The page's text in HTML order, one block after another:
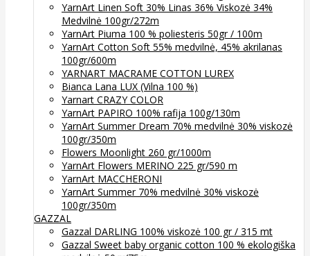
YarnArt Linen Soft 30% Linas 36% Viskozė 34%
Medvilnė 100gr/272m
YarnArt Piuma 100 % poliesteris 50gr / 100m
YarnArt Cotton Soft 55% medvilnė, 45% akrilanas
100gr/600m
YARNART MACRAME COTTON LUREX
Bianca Lana LUX (Vilna 100 %)
Yarnart CRAZY COLOR
YarnArt PAPIRO 100% rafija 100g/130m
YarnArt Summer Dream 70% medvilnė 30% viskozė
100gr/350m
Flowers Moonlight 260 gr/1000m
YarnArt Flowers MERINO 225 gr/590 m
YarnArt MACCHERONI
YarnArt Summer 70% medvilnė 30% viskozė
100gr/350m
GAZZAL
Gazzal DARLING 100% viskozė 100 gr / 315 mt
Gazzal Sweet baby organic cotton 100 % ekologiška